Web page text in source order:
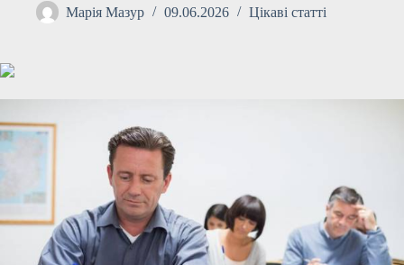
Марія Мазур 09.06.2026 Цікаві статті